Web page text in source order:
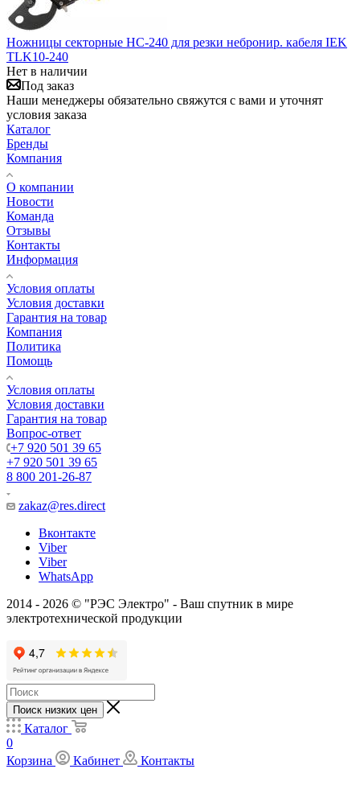
Ножницы секторные НС-240 для резки небронир. кабеля IEK
TLK10-240
Нет в наличии
Под заказ
Наши менеджеры обязательно свяжутся с вами и уточнят
условия заказа
Каталог
Бренды
Компания
О компании
Новости
Команда
Отзывы
Контакты
Информация
Условия оплаты
Условия доставки
Гарантия на товар
Компания
Политика
Помощь
Условия оплаты
Условия доставки
Гарантия на товар
Вопрос-ответ
+7 920 501 39 65
+7 920 501 39 65
8 800 201-26-87
zakaz@res.direct
Вконтакте
Viber
Viber
WhatsApp
2014 - 2026 © "РЭС Электро" - Ваш спутник в мире
электротехнической продукции
Поиск низких цен
Каталог
0
Корзина
Кабинет Контакты